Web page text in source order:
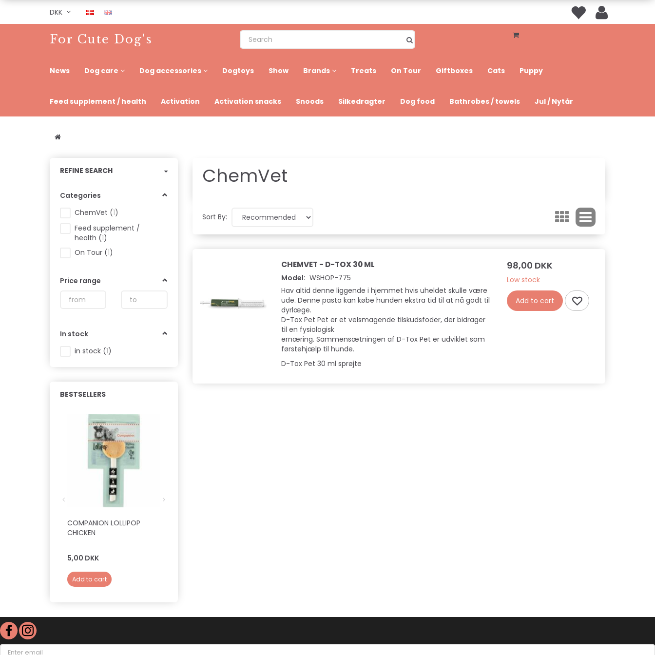
DKK
For Cute Dog's
News Dog care Dog accessories Dogtoys Show Brands Treats On Tour Giftboxes Cats Puppy
Feed supplement / health Activation Activation snacks Snoods Silkedragter Dog food Bathrobes / towels Jul / Nytår
REFINE SEARCH
Categories
ChemVet (1)
Feed supplement /
health (1)
On Tour (1)
Price range
In stock
in stock (1)
BESTSELLERS
COMPANION LOLLIPOP
CHICKEN
5,00 DKK
Add to cart
ChemVet
Sort By:
CHEMVET - D-TOX 30 ML
Model: WSHOP-775
Hav altid denne liggende i hjemmet hvis uheldet skulle være
ude. Denne pasta kan købe hunden ekstra tid til at nå godt til
dyrlæge.
D-Tox Pet Pet er et velsmagende tilskudsfoder, der bidrager
til en fysiologisk
ernæring. Sammensætningen af D-Tox Pet er udviklet som
førstehjælp til hunde.
D-Tox Pet 30 ml sprøjte
98,00 DKK
Low stock
Add to cart
Enter